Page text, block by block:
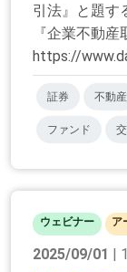
引法』と題す
『企業不動産
https://
証券 不動産
ファンド
ウェビナー ア
2025/09/01 |